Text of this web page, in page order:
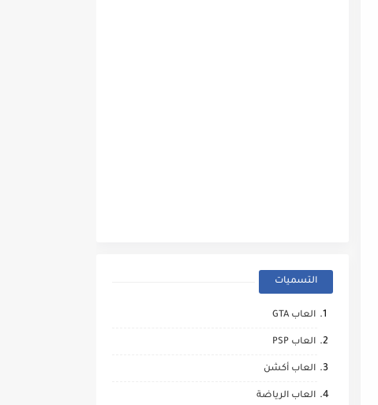
التسميات
العاب GTA
العاب PSP
العاب أكشن
العاب الرياضة